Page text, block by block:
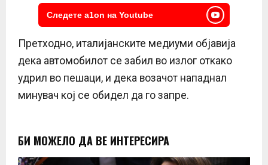
Следете a1on на Youtube
Претходно, италијанските медиуми објавија
дека автомобилот се забил во излог откако
удрил во пешаци, и дека возачот нападнал
минувач кој се обидел да го запре.
БИ МОЖЕЛО ДА ВЕ ИНТЕРЕСИРА